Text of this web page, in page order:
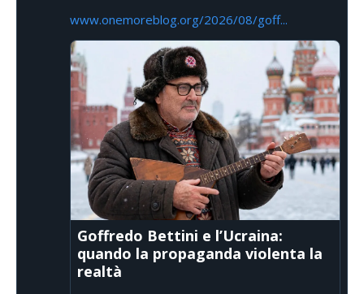
www.onemoreblog.org/2026/08/goff...
Goffredo Bettini e l’Ucraina:
quando la propaganda violenta la
realtà